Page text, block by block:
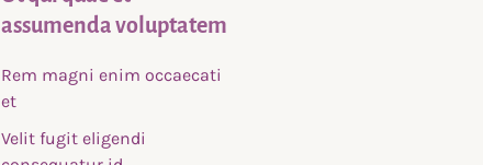
assumenda voluptatem
Rem magni enim occaecati
et
Velit fugit eligendi